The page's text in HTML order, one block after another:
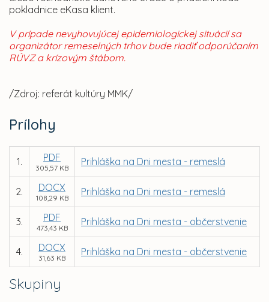
Skupiny
pokladnice eKasa klient.
V prípade nevyhovujúcej epidemiologickej situácií sa
organizátor remeselných trhov bude riadiť odporúčaním
RÚVZ a krízovým štábom.
/Zdroj: referát kultúry MMK/
Prílohy
1. PDF
305,57 KB
Prihláška na Dni mesta - remeslá
2. DOCX
108,29 KB
Prihláška na Dni mesta - remeslá
3. PDF
473,43 KB
Prihláška na Dni mesta - občerstvenie
4. DOCX
31,63 KB
Prihláška na Dni mesta - občerstvenie